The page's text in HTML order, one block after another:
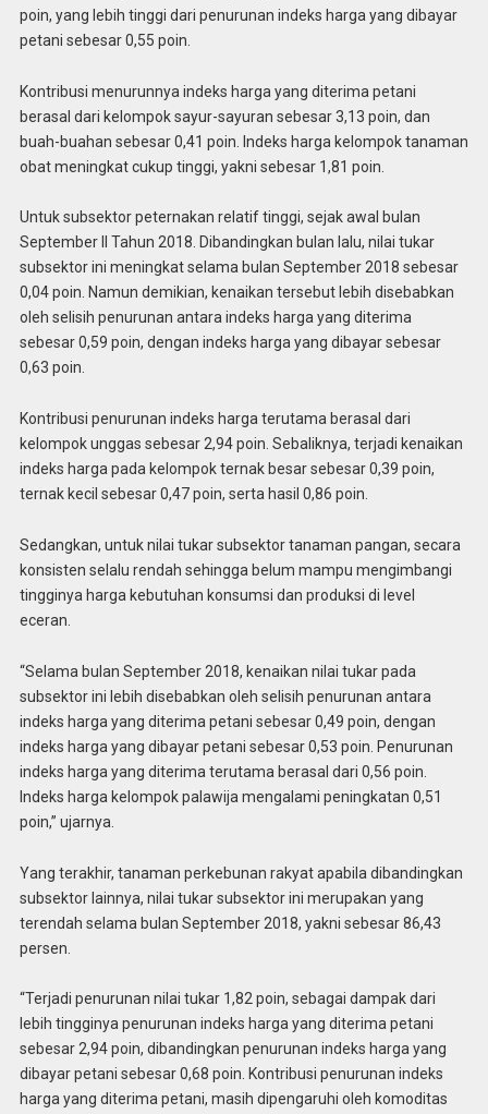
poin, yang lebih tinggi dari penurunan indeks harga yang dibayar
petani sebesar 0,55 poin.
Kontribusi menurunnya indeks harga yang diterima petani
berasal dari kelompok sayur-sayuran sebesar 3,13 poin, dan
buah-buahan sebesar 0,41 poin. Indeks harga kelompok tanaman
obat meningkat cukup tinggi, yakni sebesar 1,81 poin.
Untuk subsektor peternakan relatif tinggi, sejak awal bulan
September II Tahun 2018. Dibandingkan bulan lalu, nilai tukar
subsektor ini meningkat selama bulan September 2018 sebesar
0,04 poin. Namun demikian, kenaikan tersebut lebih disebabkan
oleh selisih penurunan antara indeks harga yang diterima
sebesar 0,59 poin, dengan indeks harga yang dibayar sebesar
0,63 poin.
Kontribusi penurunan indeks harga terutama berasal dari
kelompok unggas sebesar 2,94 poin. Sebaliknya, terjadi kenaikan
indeks harga pada kelompok ternak besar sebesar 0,39 poin,
ternak kecil sebesar 0,47 poin, serta hasil 0,86 poin.
Sedangkan, untuk nilai tukar subsektor tanaman pangan, secara
konsisten selalu rendah sehingga belum mampu mengimbangi
tingginya harga kebutuhan konsumsi dan produksi di level
eceran.
“Selama bulan September 2018, kenaikan nilai tukar pada
subsektor ini lebih disebabkan oleh selisih penurunan antara
indeks harga yang diterima petani sebesar 0,49 poin, dengan
indeks harga yang dibayar petani sebesar 0,53 poin. Penurunan
indeks harga yang diterima terutama berasal dari 0,56 poin.
Indeks harga kelompok palawija mengalami peningkatan 0,51
poin,” ujarnya.
Yang terakhir, tanaman perkebunan rakyat apabila dibandingkan
subsektor lainnya, nilai tukar subsektor ini merupakan yang
terendah selama bulan September 2018, yakni sebesar 86,43
persen.
“Terjadi penurunan nilai tukar 1,82 poin, sebagai dampak dari
lebih tingginya penurunan indeks harga yang diterima petani
sebesar 2,94 poin, dibandingkan penurunan indeks harga yang
dibayar petani sebesar 0,68 poin. Kontribusi penurunan indeks
harga yang diterima petani, masih dipengaruhi oleh komoditas